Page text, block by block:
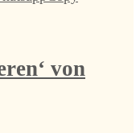
von